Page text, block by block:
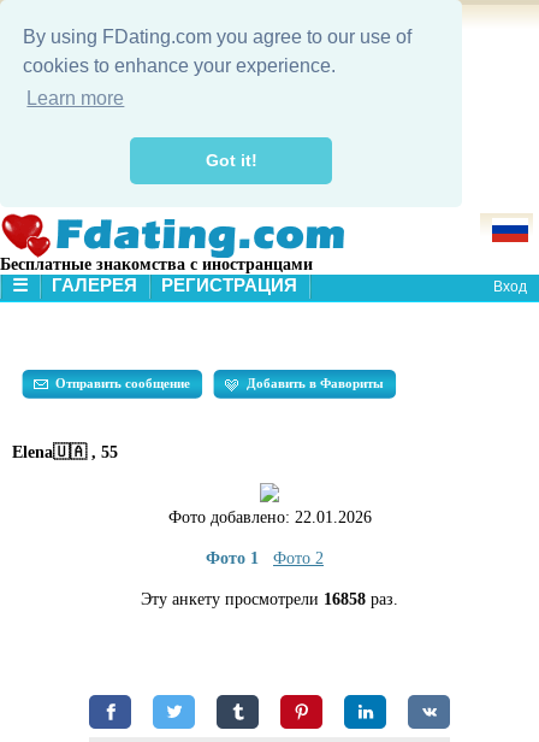
By using FDating.com you agree to our use of
cookies to enhance your experience.
Learn more
Got it!
Бесплатные знакомства с иностранцами
☰
ПОИСК
ГАЛЕРЕЯ РЕГИСТРАЦИЯ Вход
Отправить сообщение Добавить в Фавориты
Elena🇺🇦 , 55
Фото добавлено: 22.01.2026
Фото 1 Фото 2
Эту анкету просмотрели 16858 раз.